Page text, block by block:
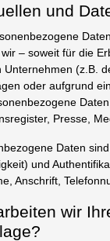
und
– soweit für die
(z.B.
oder aufgrund
Presse,
Daten
und
Anschrift,
wir